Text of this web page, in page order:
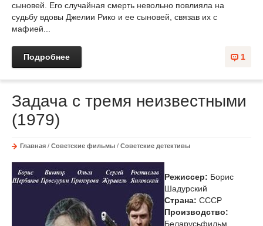
сыновей. Его случайная смерть невольно повлияла на
судьбу вдовы Джeлии Рико и ее сыновей, связав их с
мафией...
1
Подробнее
Задача с тремя неизвестными
(1979)
Главная / Советские фильмы / Советские детективы
Режиссер: Борис
Шадурский
Страна: СССР
Производство:
Беларусьфильм